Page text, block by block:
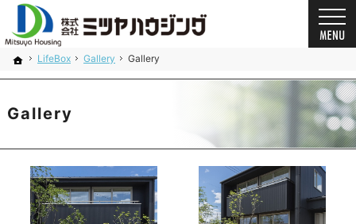
ホーム
LifeBox Gallery Gallery
Gallery
プロの目線からご提案。奈良県の注文住宅・新築戸建てを手がける工務店なら当社へ。
奈良県の安心の一戸建て｜ミツヤハウジング